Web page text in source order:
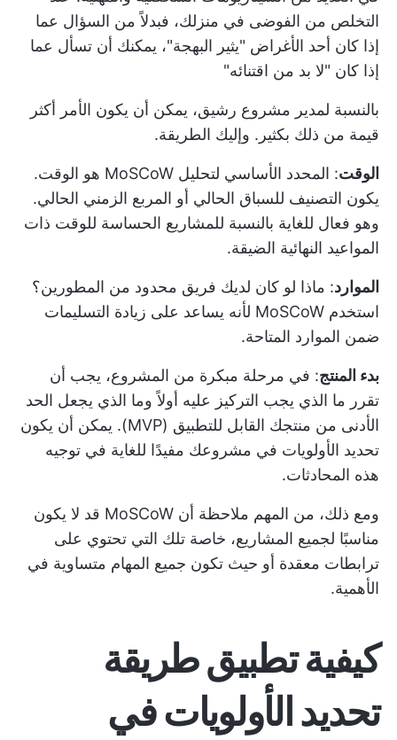
التخلص من الفوضى في منزلك، فبدلاً من السؤال عما
إذا كان أحد الأغراض "يثير البهجة"، يمكنك أن تسأل عما
إذا كان "لا بد من اقتنائه"
بالنسبة لمدير مشروع رشيق، يمكن أن يكون الأمر أكثر
قيمة من ذلك بكثير. وإليك الطريقة.
الوقت
: المحدد الأساسي لتحليل MoSCoW هو الوقت.
يكون التصنيف للسباق الحالي أو المربع الزمني الحالي.
وهو فعال للغاية بالنسبة للمشاريع الحساسة للوقت ذات
المواعيد النهائية الضيقة.
الموارد: ماذا لو كان لديك فريق محدود من المطورين؟
استخدم MoSCoW لأنه يساعد على زيادة
التسليمات
ضمن الموارد المتاحة.
بدء المنتج: في مرحلة مبكرة من المشروع، يجب أن
تقرر ما الذي يجب التركيز عليه أولاً وما الذي يجعل الحد
الأدنى من منتجك القابل للتطبيق (MVP). يمكن أن يكون
تحديد الأولويات في مشروعك مفيدًا للغاية في توجيه
هذه المحادثات.
ومع ذلك، من المهم ملاحظة أن MoSCoW قد لا يكون
مناسبًا لجميع المشاريع، خاصة تلك التي تحتوي على
ترابطات معقدة أو حيث تكون جميع المهام متساوية في
الأهمية.
كيفية تطبيق طريقة
تحديد الأولويات في